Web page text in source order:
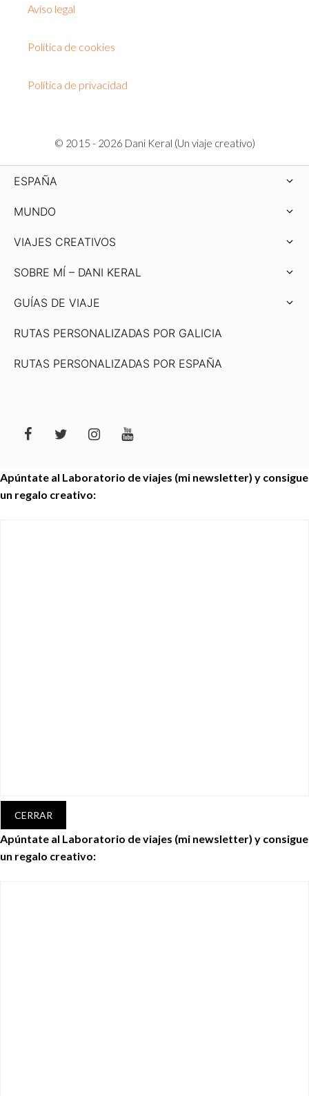
Aviso legal
Política de cookies
Política de privacidad
© 2015 - 2026 Dani Keral (Un viaje creativo)
ESPAÑA
MUNDO
VIAJES CREATIVOS
SOBRE MÍ – DANI KERAL
GUÍAS DE VIAJE
RUTAS PERSONALIZADAS POR GALICIA
RUTAS PERSONALIZADAS POR ESPAÑA
Apúntate al Laboratorio de viajes (mi newsletter) y consigue
un regalo creativo:
CERRAR
Apúntate al Laboratorio de viajes (mi newsletter) y consigue
un regalo creativo: